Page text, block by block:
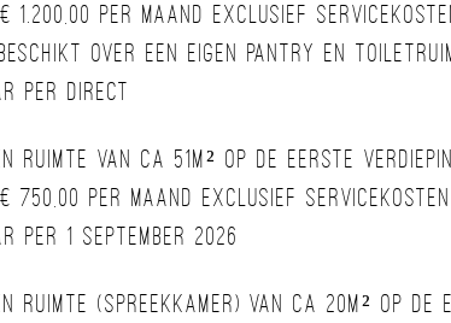
1.200,00 per maand exclusief
over een eigen pantry en
per direct
ruimte van ca 51m² op de eerste
750,00 per maand exclusief servicekosten
per 1 september 2026
ruimte (spreekkamer) van ca 20m² op de